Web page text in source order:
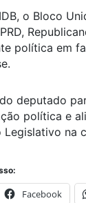
o Bloco
PRD,
política em
deputado
política e
Legislativo na
Facebook